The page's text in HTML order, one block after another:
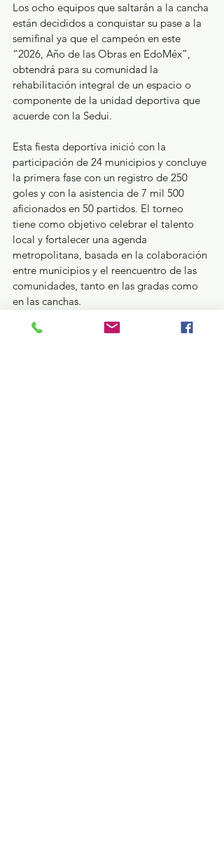
Los ocho equipos que saltarán a la cancha
están decididos a conquistar su pase a la
semifinal ya que el campeón en este
“2026, Año de las Obras en EdoMéx”,
obtendrá para su comunidad la
rehabilitación integral de un espacio o
componente de la unidad deportiva que
acuerde con la Sedui.
Esta fiesta deportiva inició con la
participación de 24 municipios y concluye
la primera fase con un registro de 250
goles y con la asistencia de 7 mil 500
aficionados en 50 partidos. El torneo
tiene como objetivo celebrar el talento
local y fortalecer una agenda
metropolitana, basada en la colaboración
entre municipios y el reencuentro de las
comunidades, tanto en las gradas como
en las canchas.